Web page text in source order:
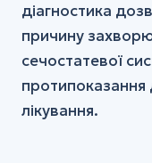
діагностика
причину
сечостатевої
лікування.